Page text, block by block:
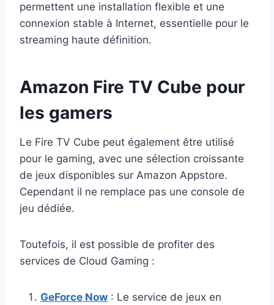
permettent une installation flexible et une
connexion stable à Internet, essentielle pour le
streaming haute définition.
Amazon Fire TV Cube pour
les gamers
Le Fire TV Cube peut également être utilisé
pour le gaming, avec une sélection croissante
de jeux disponibles sur Amazon Appstore.
Cependant il ne remplace pas une console de
jeu dédiée.
Toutefois, il est possible de profiter des
services de Cloud Gaming :
GeForce Now : Le service de jeux en